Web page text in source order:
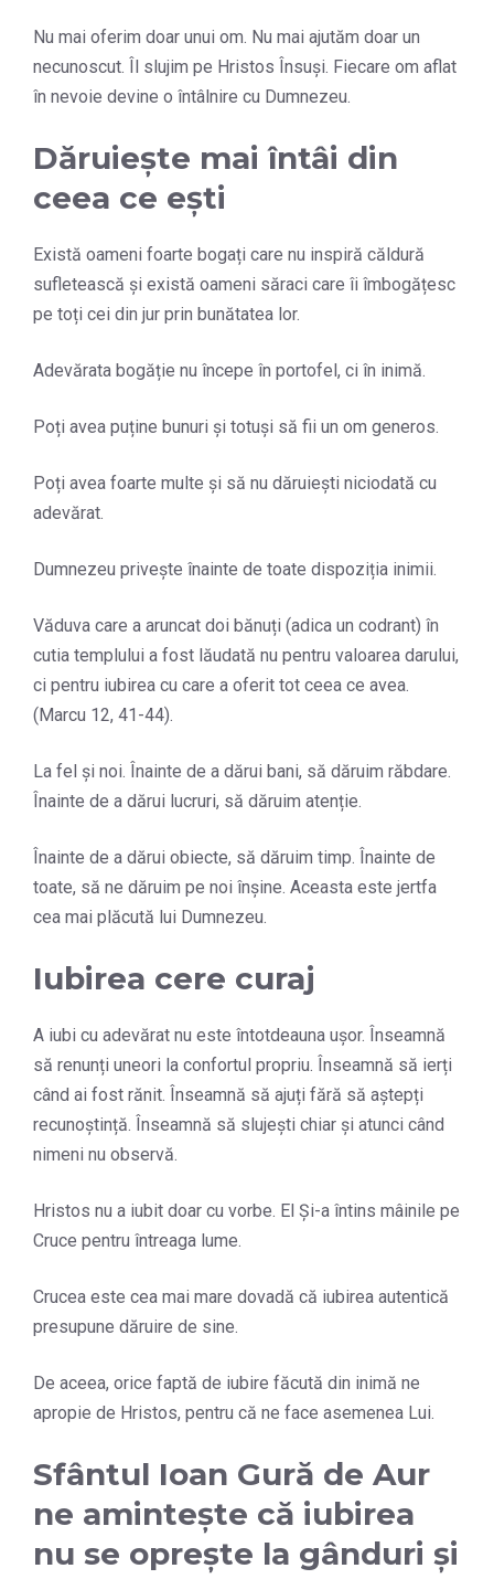
Nu mai oferim doar unui om. Nu mai ajutăm doar un
necunoscut. Îl slujim pe Hristos Însuși. Fiecare om aflat
în nevoie devine o întâlnire cu Dumnezeu.
Dăruiește mai întâi din
ceea ce ești
Există oameni foarte bogați care nu inspiră căldură
sufletească și există oameni săraci care îi îmbogățesc
pe toți cei din jur prin bunătatea lor.
Adevărata bogăție nu începe în portofel, ci în inimă.
Poți avea puține bunuri și totuși să fii un om generos.
Poți avea foarte multe și să nu dăruiești niciodată cu
adevărat.
Dumnezeu privește înainte de toate dispoziția inimii.
Văduva care a aruncat doi bănuți (adica un codrant) în
cutia templului a fost lăudată nu pentru valoarea darului,
ci pentru iubirea cu care a oferit tot ceea ce avea.
(Marcu 12, 41-44).
La fel și noi. Înainte de a dărui bani, să dăruim răbdare.
Înainte de a dărui lucruri, să dăruim atenție.
Înainte de a dărui obiecte, să dăruim timp. Înainte de
toate, să ne dăruim pe noi înșine. Aceasta este jertfa
cea mai plăcută lui Dumnezeu.
Iubirea cere curaj
A iubi cu adevărat nu este întotdeauna ușor. Înseamnă
să renunți uneori la confortul propriu. Înseamnă să ierți
când ai fost rănit. Înseamnă să ajuți fără să aștepți
recunoștință. Înseamnă să slujești chiar și atunci când
nimeni nu observă.
Hristos nu a iubit doar cu vorbe. El Și-a întins mâinile pe
Cruce pentru întreaga lume.
Crucea este cea mai mare dovadă că iubirea autentică
presupune dăruire de sine.
De aceea, orice faptă de iubire făcută din inimă ne
apropie de Hristos, pentru că ne face asemenea Lui.
Sfântul Ioan Gură de Aur
ne amintește că iubirea
nu se oprește la gânduri și